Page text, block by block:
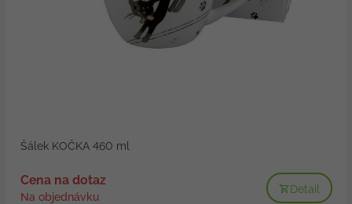
Šálek KOČKA 460 ml
Cena na dotaz
Na objednávku
Detail